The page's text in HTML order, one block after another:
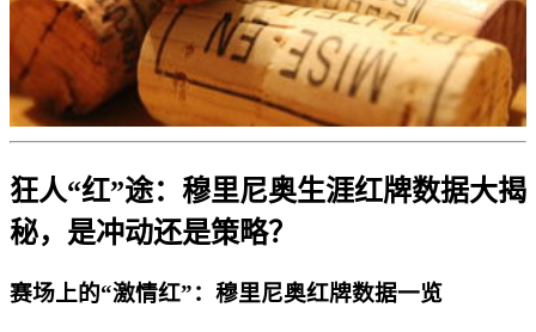
狂人“红”途：穆里尼奥生涯红牌数据大揭
秘，是冲动还是策略？
赛场上的“激情红”：穆里尼奥红牌数据一览